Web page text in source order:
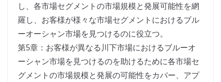
し、各市場セグメントの市場規模と発展可能性を網
羅し、お客様が様々な市場セグメントにおけるブル
ーオーシャン市場を見つけるのに役立つ。
第5章：お客様が異なる川下市場におけるブルーオ
ーシャン市場を見つけるのを助けるために各市場セ
グメントの市場規模と発展の可能性をカバー、アプ